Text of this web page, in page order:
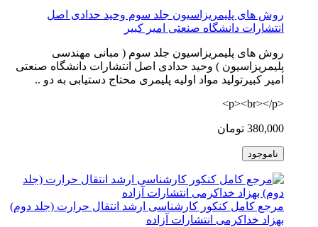
روش های پلیمریزاسیون جلد سوم وحید حدادی اصل
انتشارات دانشگاه صنعتی امیر کبیر
روش های پلیمریزاسیون جلد سوم ( مبانی مهندسی
پلیمریزاسیون ) وحید حدادی اصل انتشارات دانشگاه صنعتی
امیر کبیرتولید مواد اولیه پلیمری محتاج دستیابی به دو ..
<p><br></p>
380,000 تومان
ناموجود
مرجع کامل کنکور کارشناسی ارشد انتقال حرارت (جلد دوم)
بهزاد خداکرمی انتشارات آزاده